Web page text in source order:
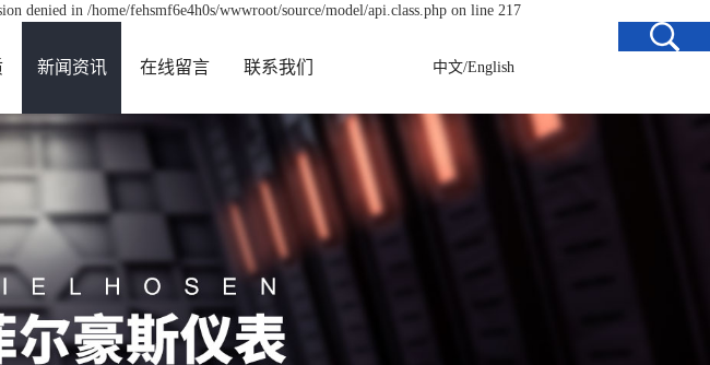
denied in /home/fehsmf6e4h0s/wwwroot/source/model/api.class.php on line 217
新闻资讯 在线留言 联系我们 中文/English